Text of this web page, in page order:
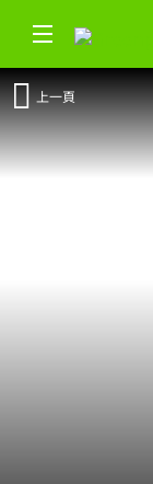
上一頁